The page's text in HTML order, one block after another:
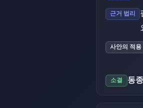
근거 법리
사안의 적용
소결 동